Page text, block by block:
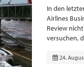
In den
Airlines
Review
versuchen,
24.